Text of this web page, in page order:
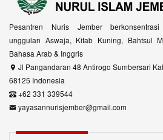
Pesantren Nuris Jember
unggulan Aswaja, Kitab Kuning, Bahtsul
Bahasa Arab & Inggris
Jl Pangandaran 48 Antirogo Sumbersari
68125 Indonesia
+62 331 339544
yayasannurisjember@gmail.com